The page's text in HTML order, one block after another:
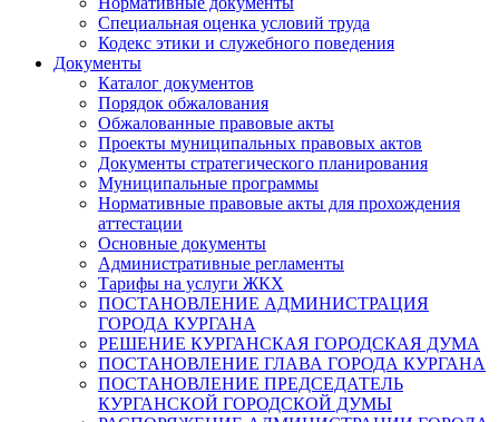
Специальная оценка условий труда
Кодекс этики и служебного поведения
Документы
Каталог документов
Порядок обжалования
Обжалованные правовые акты
Проекты муниципальных правовых актов
Документы стратегического планирования
Муниципальные программы
Нормативные правовые акты для прохождения
аттестации
Основные документы
Административные регламенты
Тарифы на услуги ЖКХ
ПОСТАНОВЛЕНИЕ АДМИНИСТРАЦИЯ
ГОРОДА КУРГАНА
РЕШЕНИЕ КУРГАНСКАЯ ГОРОДСКАЯ ДУМА
ПОСТАНОВЛЕНИЕ ГЛАВА ГОРОДА КУРГАНА
ПОСТАНОВЛЕНИЕ ПРЕДСЕДАТЕЛЬ
КУРГАНСКОЙ ГОРОДСКОЙ ДУМЫ